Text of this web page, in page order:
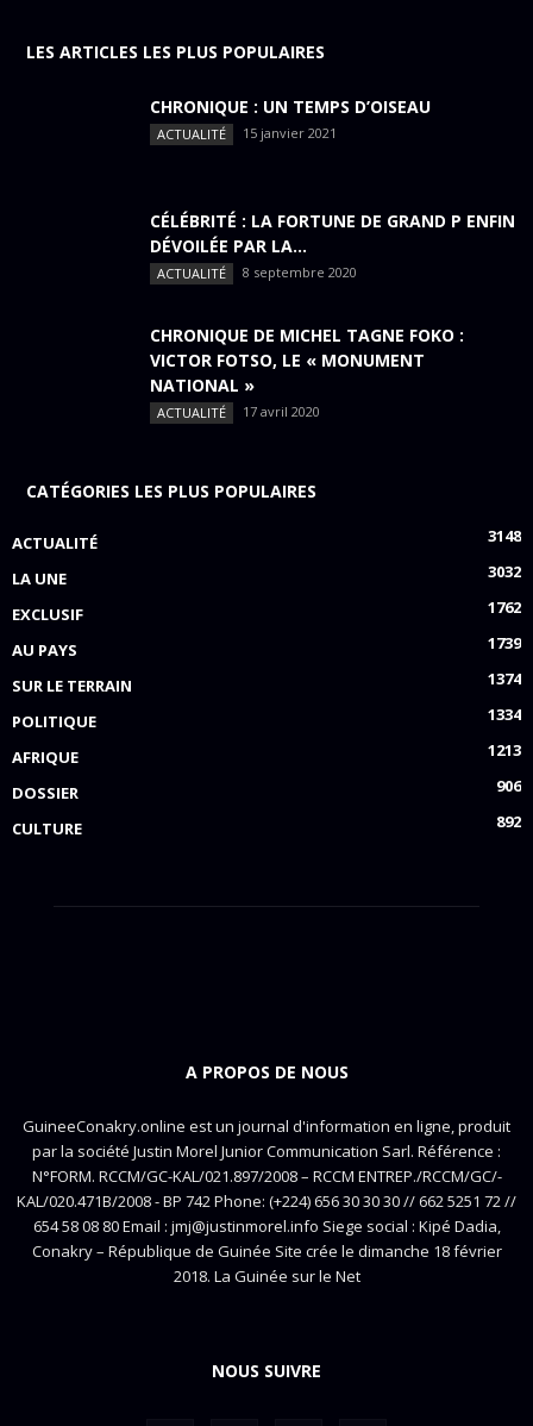
LES ARTICLES LES PLUS POPULAIRES
CHRONIQUE : UN TEMPS D’OISEAU
ACTUALITÉ 15 janvier 2021
CÉLÉBRITÉ : LA FORTUNE DE GRAND P ENFIN
DÉVOILÉE PAR LA...
ACTUALITÉ 8 septembre 2020
CHRONIQUE DE MICHEL TAGNE FOKO :
VICTOR FOTSO, LE « MONUMENT
NATIONAL »
ACTUALITÉ 17 avril 2020
CATÉGORIES LES PLUS POPULAIRES
ACTUALITÉ
3148
LA UNE
3032
EXCLUSIF
1762
AU PAYS
1739
SUR LE TERRAIN
1374
POLITIQUE
1334
AFRIQUE
1213
DOSSIER
906
CULTURE
892
A PROPOS DE NOUS
GuineeConakry.online est un journal d'information en ligne, produit
par la société Justin Morel Junior Communication Sarl. Référence :
N°FORM. RCCM/GC-KAL/021.897/2008 – RCCM ENTREP./RCCM/GC/-
KAL/020.471B/2008 - BP 742 Phone: (+224) 656 30 30 30 // 662 5251 72 //
654 58 08 80 Email : jmj@justinmorel.info Siege social : Kipé Dadia,
Conakry – République de Guinée Site crée le dimanche 18 février
2018. La Guinée sur le Net
NOUS SUIVRE